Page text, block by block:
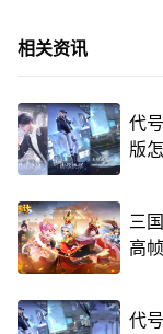
相关资讯
代
版
三
高
代